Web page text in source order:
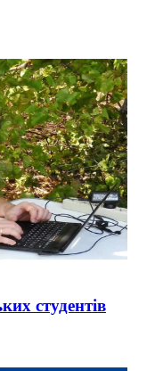
студентів